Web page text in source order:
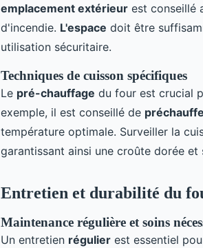
emplacement extérieur est conseillé
d'incendie. L'espace doit être
utilisation sécuritaire.
Techniques de cuisson spécifiques
Le pré-chauffage du four est crucial
exemple, il est conseillé de
température optimale. Surveiller la
garantissant ainsi une croûte dorée et
Entretien et durabilité du
Maintenance régulière et soins
Un entretien régulier est essentiel